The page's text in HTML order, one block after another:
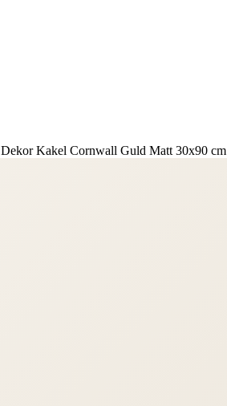
Dekor Kakel Cornwall Guld Matt 30x90 cm